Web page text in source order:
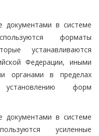
в системе
форматы
устанавливаются
Федерации, иными
органами в пределах
форм
в системе
усиленные